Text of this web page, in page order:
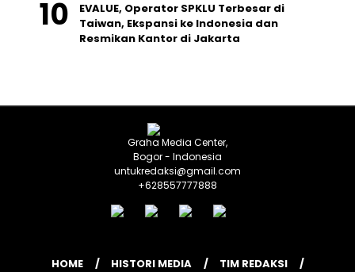
EVALUE, Operator SPKLU Terbesar di
Taiwan, Ekspansi ke Indonesia dan
Resmikan Kantor di Jakarta
Graha Media Center,
Bogor - Indonesia
untukredaksi@gmail.com
+628557777888
HOME HISTORI MEDIA TIM REDAKSI